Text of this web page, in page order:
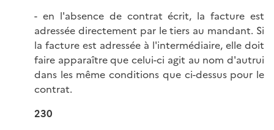
- en l'absence de contrat écrit, la facture est
adressée directement par le tiers au mandant. Si
la facture est adressée à l'intermédiaire, elle doit
faire apparaître que celui-ci agit au nom d'autrui
dans les même conditions que ci-dessus pour le
contrat.
230